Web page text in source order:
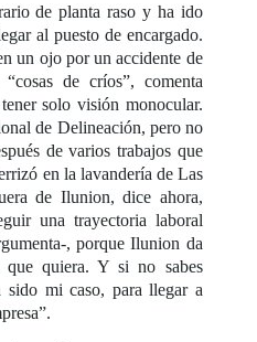
de planta raso y ha ido
al puesto de encargado.
un ojo por un accidente de
de críos”, comenta
solo visión monocular.
de Delineación, pero no
de varios trabajos que
en la lavandería de Las
de Ilunion, dice ahora,
una trayectoria laboral
, porque Ilunion da
que quiera. Y si no sabes
mi caso, para llegar a